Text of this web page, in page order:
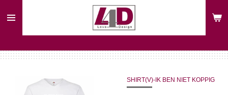
direct
hoofdinhoud
SHIRT(V)-IK BEN NIET KOPPIG